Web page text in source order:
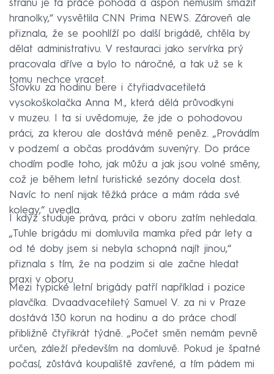
stranu je ta práce pohoda a aspoň nemusím smažit
hranolky,“ vysvětlila CNN Prima NEWS. Zároveň ale
přiznala, že se poohlíží po další brigádě, chtěla by
dělat administrativu. V restauraci jako servírka prý
pracovala dříve a bylo to náročné, a tak už se k
tomu nechce vracet.
Stovku za hodinu bere i čtyřiadvacetiletá
vysokoškolačka Anna M., která dělá průvodkyni
v muzeu. I ta si uvědomuje, že jde o pohodovou
práci, za kterou ale dostává méně peněz. „Provádím
v podzemí a občas prodávám suvenýry. Do práce
chodím podle toho, jak můžu a jak jsou volné směny,
což je během letní turistické sezóny docela dost.
Navíc to není nijak těžká práce a mám ráda své
kolegy,“ uvedla.
I když studuje práva, práci v oboru zatím nehledala.
„Tuhle brigádu mi domluvila mamka před pár lety a
od té doby jsem si nebyla schopná najít jinou,“
přiznala s tím, že na podzim si ale začne hledat
praxi v oboru.
Mezi typické letní brigády patří například i pozice
plavčíka. Dvaadvacetiletý Samuel V. za ni v Praze
dostává 130 korun na hodinu a do práce chodí
přibližně čtyřikrát týdně. „Počet směn nemám pevně
určen, záleží především na domluvě. Pokud je špatné
počasí, zůstává koupaliště zavřené, a tím pádem mi